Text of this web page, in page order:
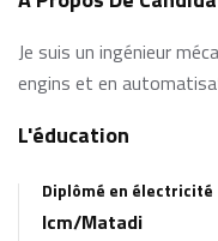
Je suis un ingénieur
engins et en
L'éducation
Diplômé en électricité
Icm/Matadi